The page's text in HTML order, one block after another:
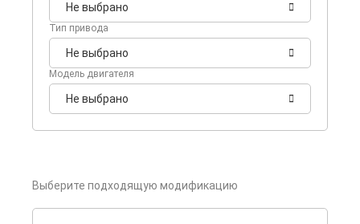
Не выбрано
Тип привода
Не выбрано
Модель двигателя
Не выбрано
Выберите подходящую модификацию